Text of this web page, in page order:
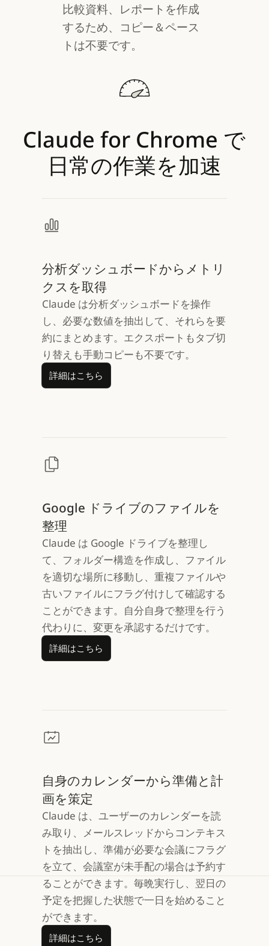
比較資料、レポートを作成
するため、コピー＆ペース
トは不要です。
Claude for Chrome で
日常の作業を加速
分析ダッシュボードからメトリ
クスを取得
Claude は分析ダッシュボードを操作
し、必要な数値を抽出して、それらを要
約にまとめます。エクスポートもタブ切
り替えも手動コピーも不要です。
詳細はこちら
詳細はこちら
Google ドライブのファイルを
整理
Claude は Google ドライブを整理し
て、フォルダー構造を作成し、ファイル
を適切な場所に移動し、重複ファイルや
古いファイルにフラグ付けして確認する
ことができます。自分自身で整理を行う
代わりに、変更を承認するだけです。
詳細はこちら
詳細はこちら
自身のカレンダーから準備と計
画を策定
Claude は、ユーザーのカレンダーを読
み取り、メールスレッドからコンテキス
トを抽出し、準備が必要な会議にフラグ
を立て、会議室が未手配の場合は予約す
ることができます。毎晩実行し、翌日の
予定を把握した状態で一日を始めること
ができます。
詳細はこちら
詳細はこちら